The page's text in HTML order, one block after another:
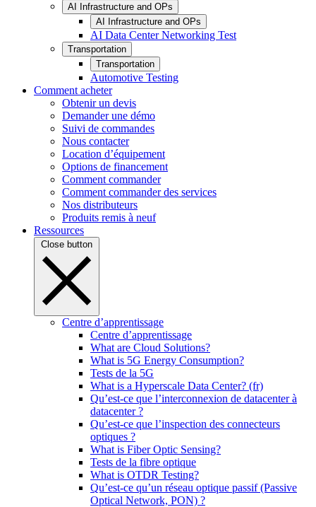
AI Infrastructure and OPs
AI Infrastructure and OPs
AI Data Center Networking Test
Transportation
Transportation
Automotive Testing
Comment acheter
Obtenir un devis
Demander une démo
Suivi de commandes
Nous contacter
Location d’équipement
Options de financement
Comment commander
Comment commander des services
Nos distributeurs
Produits remis à neuf
Ressources
Close button
Centre d’apprentissage
Centre d’apprentissage
What are Cloud Solutions?
What is 5G Energy Consumption?
Tests de la 5G
What is a Hyperscale Data Center? (fr)
Qu’est-ce que l’interconnexion de datacenter à
datacenter ?
Qu’est-ce que l’inspection des connecteurs
optiques ?
What is Fiber Optic Sensing?
Tests de la fibre optique
What is OTDR Testing?
Qu’est-ce qu’un réseau optique passif (Passive
Optical Network, PON) ?